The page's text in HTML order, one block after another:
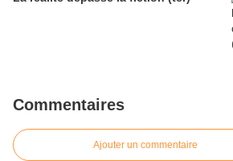
Commentaires
Ajouter un commentaire